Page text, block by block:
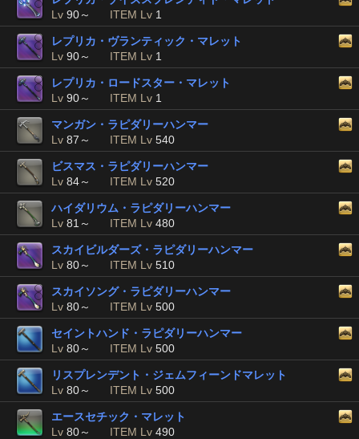
Lv 90～ ITEM Lv 1
レプリカ・ヴランティック・マレット
Lv 90～ ITEM Lv 1
レプリカ・ロードスター・マレット
Lv 90～ ITEM Lv 1
マンガン・ラピダリーハンマー
Lv 87～ ITEM Lv 540
ビスマス・ラピダリーハンマー
Lv 84～ ITEM Lv 520
ハイダリウム・ラピダリーハンマー
Lv 81～ ITEM Lv 480
スカイビルダーズ・ラピダリーハンマー
Lv 80～ ITEM Lv 510
スカイソング・ラピダリーハンマー
Lv 80～ ITEM Lv 500
セイントハンド・ラピダリーハンマー
Lv 80～ ITEM Lv 500
リスプレンデント・ジェムフィーンドマレット
Lv 80～ ITEM Lv 500
エースセチック・マレット
Lv 80～ ITEM Lv 490